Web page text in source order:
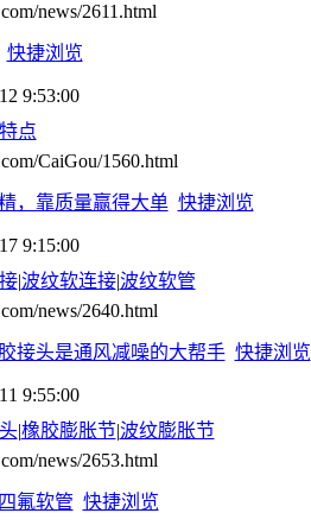
news/2611.html
快捷浏览
9:53:00
点
CaiGou/1560.html
，靠质量赢得大单 快捷浏览
9:15:00
|波纹软连接|波纹软管
news/2640.html
接头是通风减噪的大帮手 快捷浏览
9:55:00
|橡胶膨胀节|波纹膨胀节
news/2653.html
氟软管 快捷浏览